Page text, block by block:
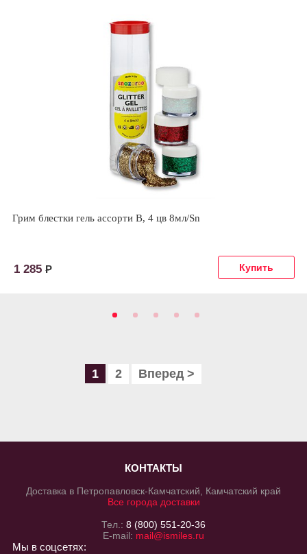
Грим блестки гель ассорти В, 4 цв 8мл/Sn
1 285 Р
1 2 Вперед >
КОНТАКТЫ
Доставка в Петропавловск-Камчатский, Камчатский край
Все города доставки
Тел.: 8 (800) 551-20-36
E-mail: mail@ismiles.ru
Мы в соцсетях: